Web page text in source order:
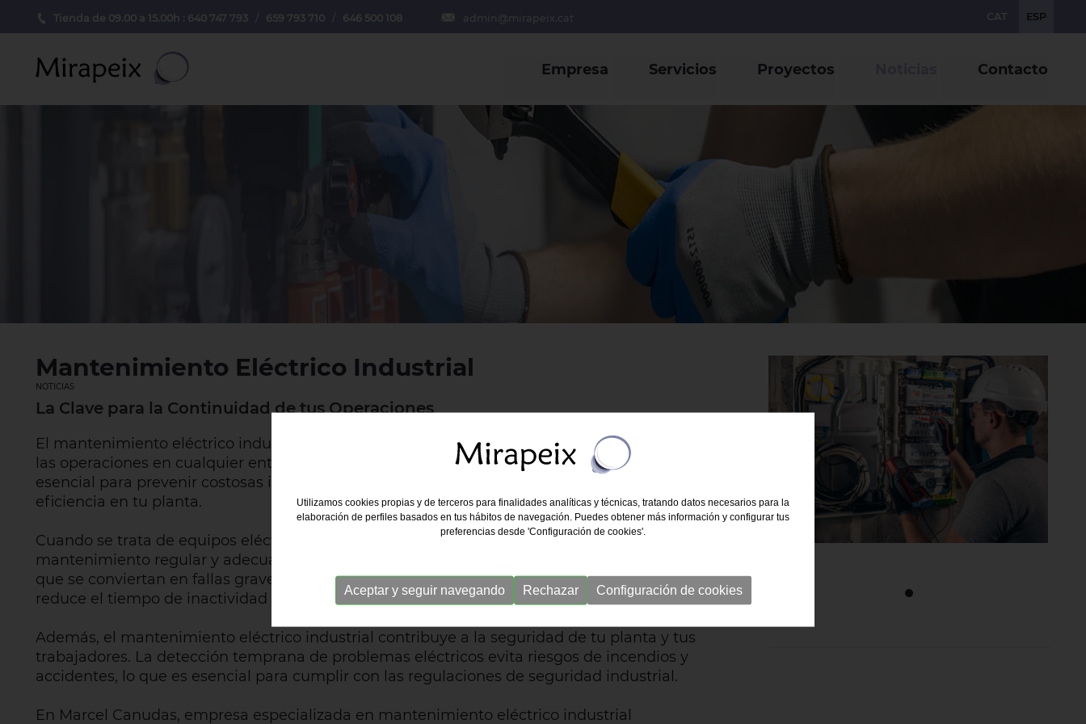
Tienda de 09.00 a 15.00h : 640 747 793 659 793 710/ 646 500 108 admin@mirapeix.cat CAT ESP
Empresa Servicios Proyectos Contacto
Mantenimiento Eléctrico Industrial
NOTICIAS
La Clave para la Continuidad de tus Operaciones
El mantenimiento eléctrico industrial es un aspecto crítico para asegurar la continuidad de
las operaciones en cualquier entorno industrial. A menudo, se pasa por alto, pero es
esencial para prevenir costosas interrupciones, garantizar la seguridad y maximizar la
eficiencia en tu planta.
Cuando se trata de equipos eléctricos industriales, la prevención es la clave. Realizar un
mantenimiento regular y adecuado ayuda a identificar y solucionar problemas antes de
que se conviertan en fallas graves que puedan paralizar la producción. Esto, a su vez,
reduce el tiempo de inactividad no planificado y los costos asociados.
Además, el mantenimiento eléctrico industrial contribuye a la seguridad de tu planta y tus
trabajadores. La detección temprana de problemas eléctricos evita riesgos de incendios y
accidentes, lo que es esencial para cumplir con las regulaciones de seguridad industrial.
En Marcel Canudas, empresa especializada en mantenimiento eléctrico industrial
Utilizamos cookies propias y de terceros para finalidades analíticas y técnicas, tratando datos necesarios para la
elaboración de perfiles basados en tus hábitos de navegación. Puedes obtener más información y configurar tus
preferencias desde 'Configuración de cookies'.
Aceptar y seguir navegando Rechazar Configuración de cookies